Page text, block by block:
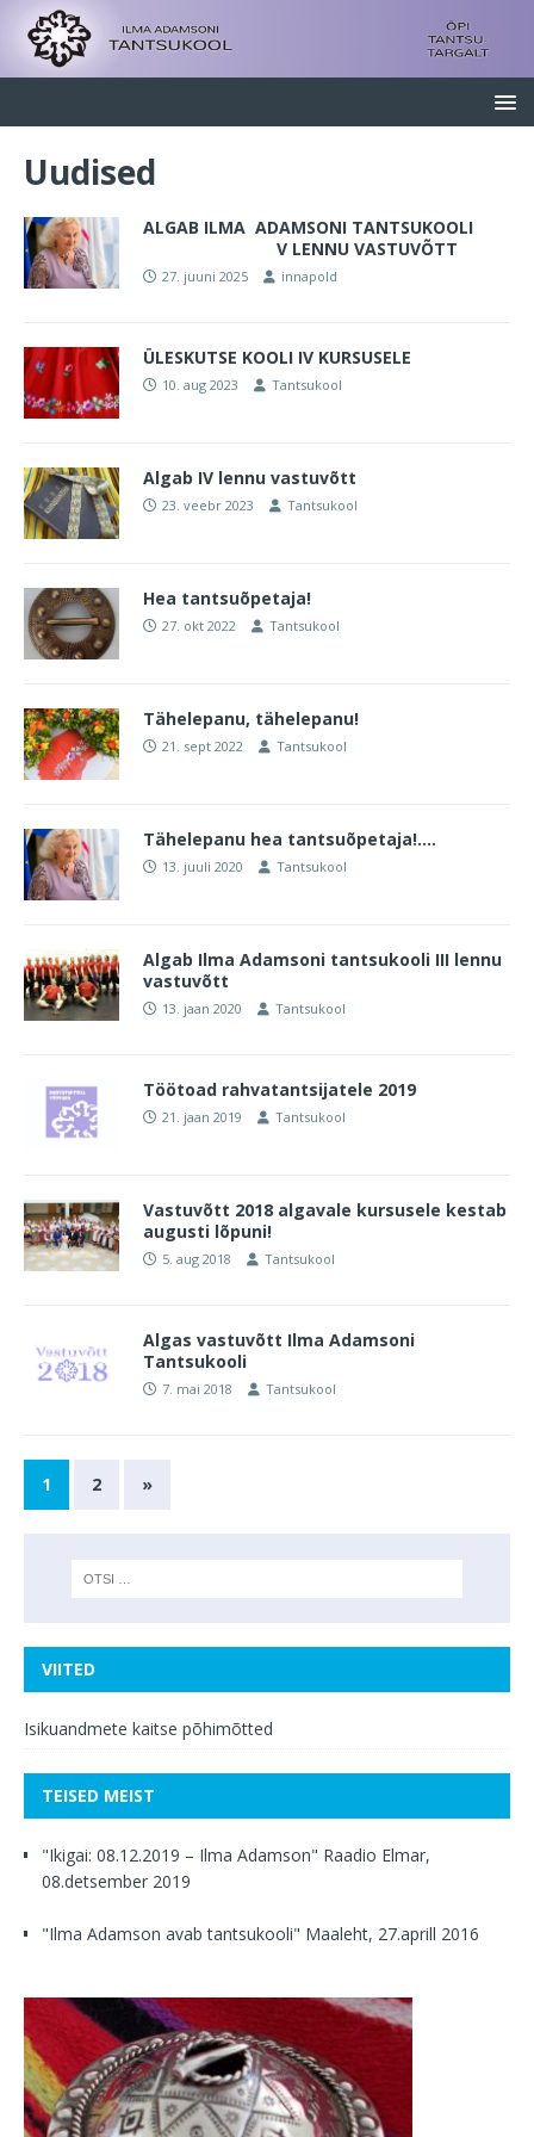
Uudised
ALGAB ILMA ADAMSONI TANTSUKOOLI
V LENNU VASTUVÕTT
27. juuni 2025 innapold
ÜLESKUTSE KOOLI IV KURSUSELE
10. aug 2023 Tantsukool
Algab IV lennu vastuvõtt
23. veebr 2023 Tantsukool
Hea tantsuõpetaja!
27. okt 2022 Tantsukool
Tähelepanu, tähelepanu!
21. sept 2022 Tantsukool
Tähelepanu hea tantsuõpetaja!….
13. juuli 2020 Tantsukool
Algab Ilma Adamsoni tantsukooli III lennu
vastuvõtt
13. jaan 2020 Tantsukool
Töötoad rahvatantsijatele 2019
21. jaan 2019 Tantsukool
Vastuvõtt 2018 algavale kursusele kestab
augusti lõpuni!
5. aug 2018 Tantsukool
Algas vastuvõtt Ilma Adamsoni
Tantsukooli
7. mai 2018 Tantsukool
1 2 »
VIITED
Isikuandmete kaitse põhimõtted
TEISED MEIST
"Ikigai: 08.12.2019 – Ilma Adamson" Raadio Elmar,
08.detsember 2019
"Ilma Adamson avab tantsukooli" Maaleht, 27.aprill 2016